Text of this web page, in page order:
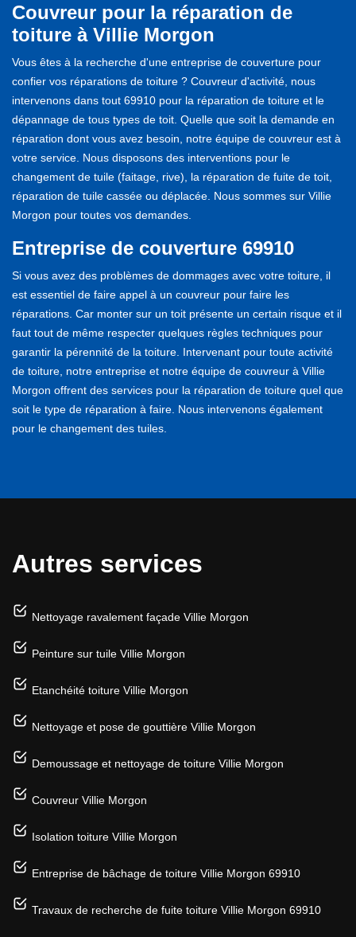
Couvreur pour la réparation de
toiture à Villie Morgon
Vous êtes à la recherche d'une entreprise de couverture pour
confier vos réparations de toiture ? Couvreur d'activité, nous
intervenons dans tout 69910 pour la réparation de toiture et le
dépannage de tous types de toit. Quelle que soit la demande en
réparation dont vous avez besoin, notre équipe de couvreur est à
votre service. Nous disposons des interventions pour le
changement de tuile (faitage, rive), la réparation de fuite de toit,
réparation de tuile cassée ou déplacée. Nous sommes sur Villie
Morgon pour toutes vos demandes.
Entreprise de couverture 69910
Si vous avez des problèmes de dommages avec votre toiture, il
est essentiel de faire appel à un couvreur pour faire les
réparations. Car monter sur un toit présente un certain risque et il
faut tout de même respecter quelques règles techniques pour
garantir la pérennité de la toiture. Intervenant pour toute activité
de toiture, notre entreprise et notre équipe de couvreur à Villie
Morgon offrent des services pour la réparation de toiture quel que
soit le type de réparation à faire. Nous intervenons également
pour le changement des tuiles.
Autres services
Nettoyage ravalement façade Villie Morgon
Peinture sur tuile Villie Morgon
Etanchéité toiture Villie Morgon
Nettoyage et pose de gouttière Villie Morgon
Demoussage et nettoyage de toiture Villie Morgon
Couvreur Villie Morgon
Isolation toiture Villie Morgon
Entreprise de bâchage de toiture Villie Morgon 69910
Travaux de recherche de fuite toiture Villie Morgon 69910